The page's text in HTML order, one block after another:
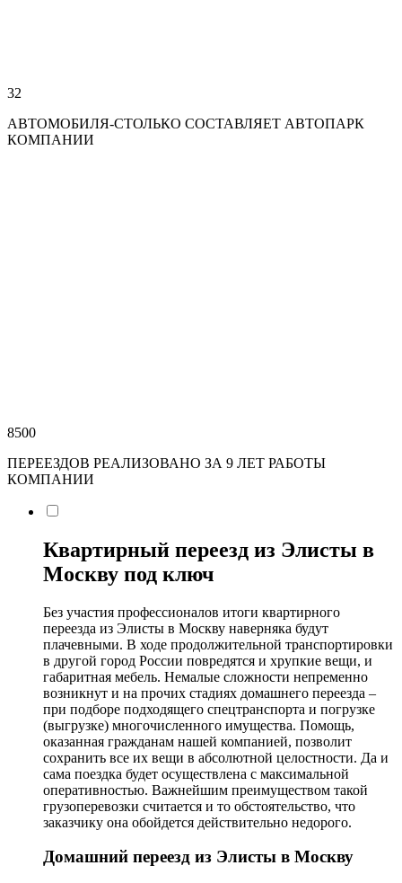
32
АВТОМОБИЛЯ-СТОЛЬКО СОСТАВЛЯЕТ АВТОПАРК
КОМПАНИИ
8500
ПЕРЕЕЗДОВ РЕАЛИЗОВАНО ЗА 9 ЛЕТ РАБОТЫ
КОМПАНИИ
Квартирный переезд из Элисты в
Москву под ключ
Без участия профессионалов итоги квартирного
переезда из Элисты в Москву наверняка будут
плачевными. В ходе продолжительной транспортировки
в другой город России повредятся и хрупкие вещи, и
габаритная мебель. Немалые сложности непременно
возникнут и на прочих стадиях домашнего переезда –
при подборе подходящего спецтранспорта и погрузке
(выгрузке) многочисленного имущества. Помощь,
оказанная гражданам нашей компанией, позволит
сохранить все их вещи в абсолютной целостности. Да и
сама поездка будет осуществлена с максимальной
оперативностью. Важнейшим преимуществом такой
грузоперевозки считается и то обстоятельство, что
заказчику она обойдется действительно недорого.
Домашний переезд из Элисты в Москву